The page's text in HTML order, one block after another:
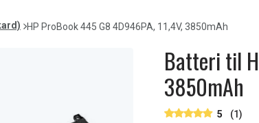
HP ProBook 445 G8 4D946PA, 11,4V, 3850mAh
Batteri til
3850mAh
5 (1)